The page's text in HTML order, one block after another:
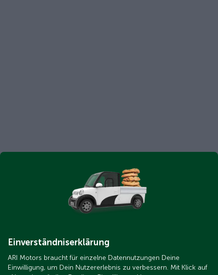
Einverständniserklärung
ARI Motors braucht für einzelne Datennutzungen Deine
Einwilligung, um Dein Nutzererlebnis zu verbessern. Mit Klick auf